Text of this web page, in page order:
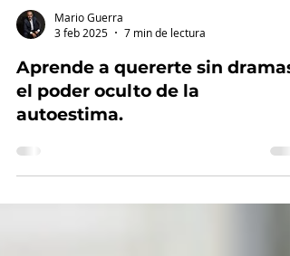
3 feb 2025
7 min de lectura
Aprende a quererte sin dramas:
el poder oculto de la
autoestima.